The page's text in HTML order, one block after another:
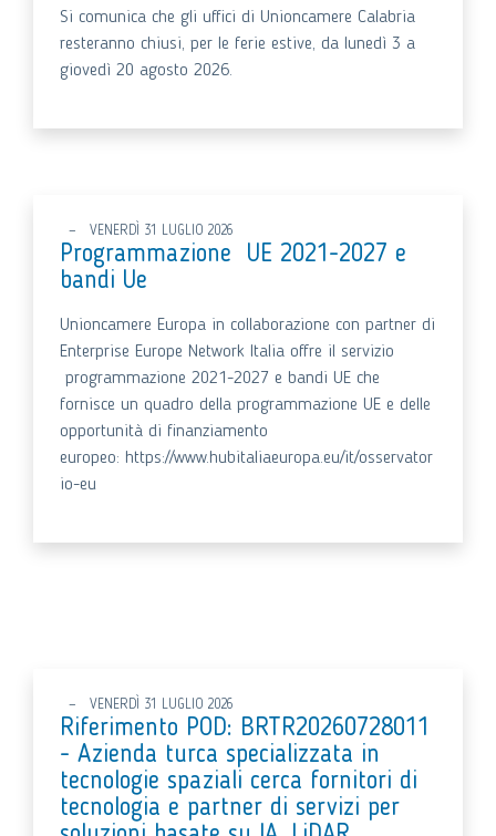
Si comunica che gli uffici di Unioncamere Calabria
resteranno chiusi, per le ferie estive, da lunedì 3 a
giovedì 20 agosto 2026.
VENERDÌ 31 LUGLIO 2026
Programmazione UE 2021-2027 e
bandi Ue
Unioncamere Europa in collaborazione con partner di
Enterprise Europe Network Italia offre il servizio
programmazione 2021-2027 e bandi UE che
fornisce un quadro della programmazione UE e delle
opportunità di finanziamento
europeo: https://www.hubitaliaeuropa.eu/it/osservator
io-eu
VENERDÌ 31 LUGLIO 2026
Riferimento POD: BRTR20260728011
- Azienda turca specializzata in
tecnologie spaziali cerca fornitori di
tecnologia e partner di servizi per